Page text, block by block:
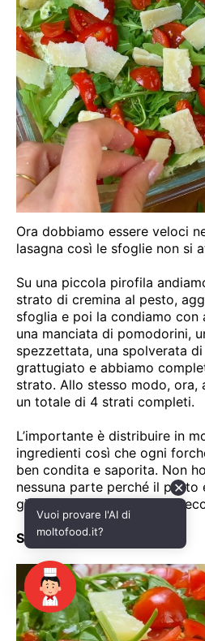
✕
Vuoi provare l'AI di
moltofood.it?